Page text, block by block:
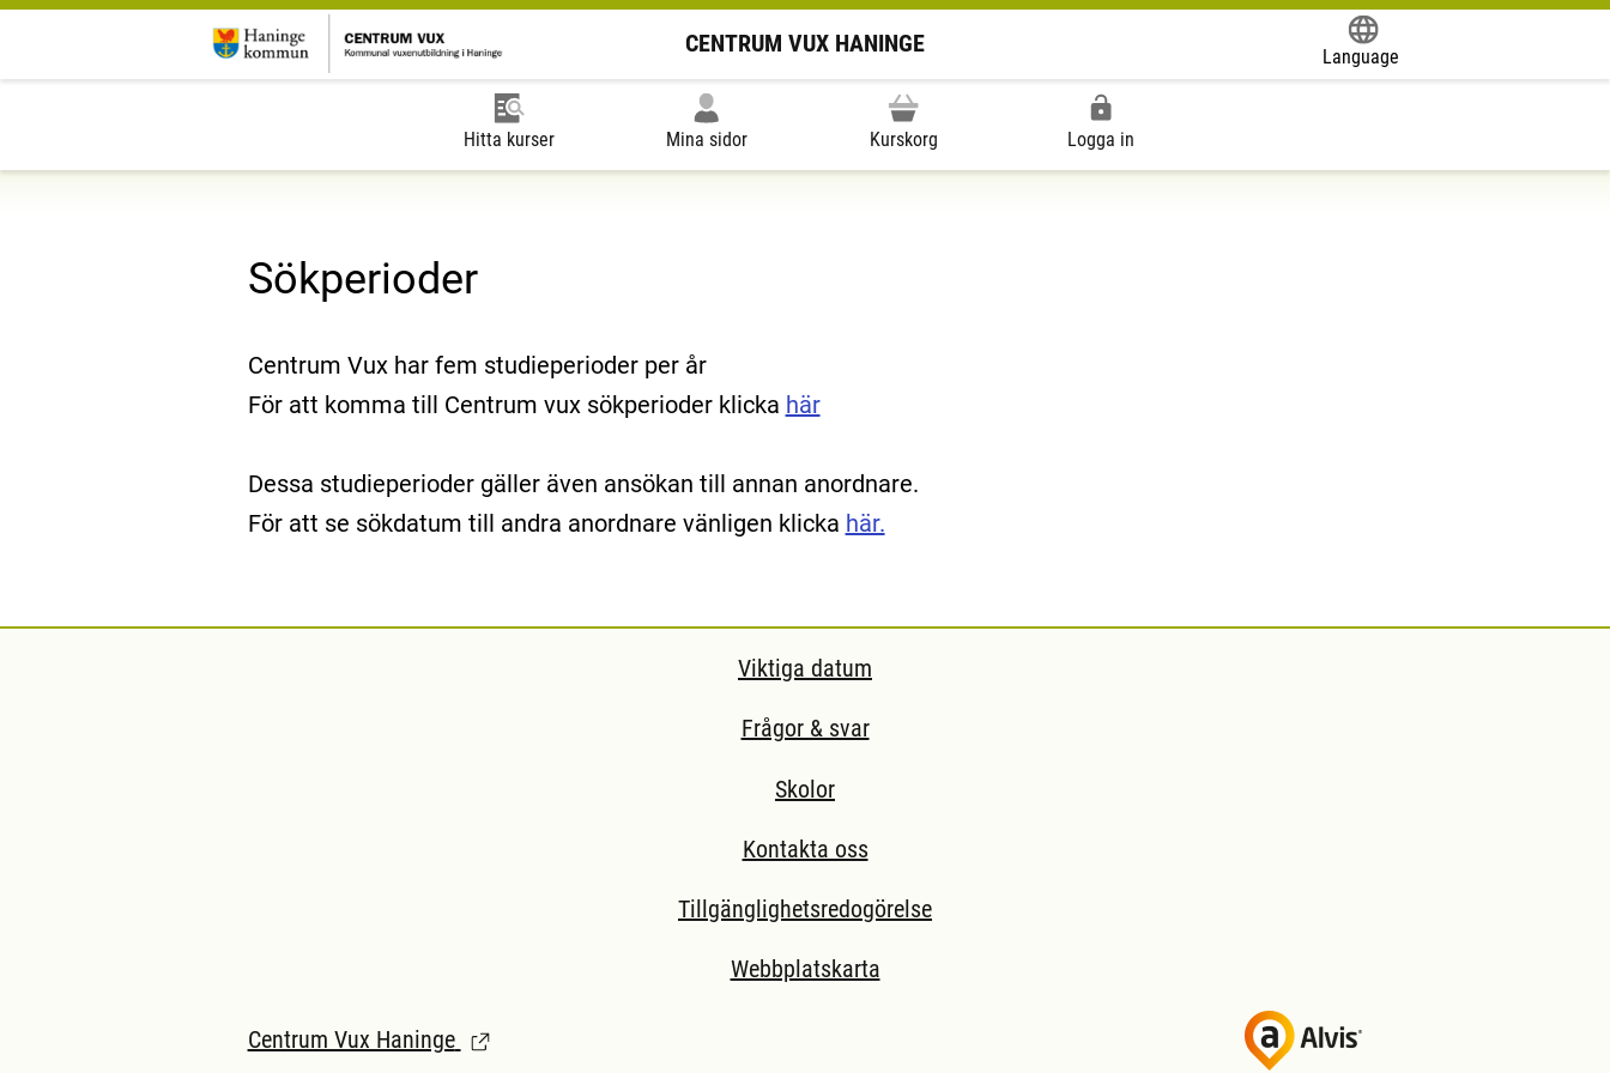
CENTRUM VUX HANINGE
Language
Hitta kurser Mina sidor Kurskorg Logga in
Sökperioder
Centrum Vux har fem studieperioder per år
För att komma till Centrum vux sökperioder klicka här
Dessa studieperioder gäller även ansökan till annan anordnare.
För att se sökdatum till andra anordnare vänligen klicka här.
Viktiga datum
Frågor & svar
Skolor
Kontakta oss
Tillgänglighetsredogörelse
Webbplatskarta
Centrum Vux Haninge (Länk till extern sida.)